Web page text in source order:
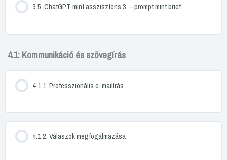
3.5. ChatGPT mint asszisztens 3. – prompt mint brief
4.1: Kommunikáció és szövegírás
4.1.1. Professzionális e-mailírás
4.1.2. Válaszok megfogalmazása